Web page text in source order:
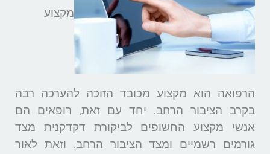
מקצוע
הרפואה הוא מקצוע מכובד הזוכה להערכה רבה
בקרב הציבור הרחב. יחד עם זאת, רופאים הם
אנשי מקצוע החשופים לביקורת דקדקנית מצד
גורמים רשמיים ומצד הציבור הרחב, וזאת לאור